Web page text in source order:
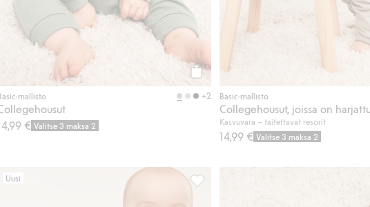
Osta
mallisto +2
€ Valitse 3 maksa 2
Basic-mallisto
Collegehousut, joissa on
Kasvuvara – taitettavat resorit
14,99 € Valitse 3 maksa 2
housut, joissa on vohvelipinta, Lisää suosikkeihin
Uusi
Vauvojen housut, joissa on